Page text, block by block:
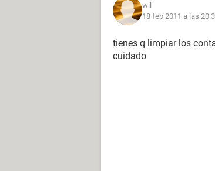
wil
18 feb 2011 a las
tienes q limpiar los
cuidado